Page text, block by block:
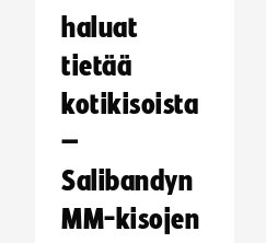
haluat
tietää
kotikisoista
–
Salibandyn
MM-kisojen